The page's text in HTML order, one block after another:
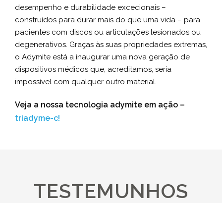
desempenho e durabilidade excecionais –
construídos para durar mais do que uma vida – para
pacientes com discos ou articulações lesionados ou
degenerativos. Graças às suas propriedades extremas,
o Adymite está a inaugurar uma nova geração de
dispositivos médicos que, acreditamos, seria
impossível com qualquer outro material.
Veja a nossa tecnologia adymite em ação –
triadyme-c!
TESTEMUNHOS